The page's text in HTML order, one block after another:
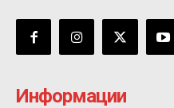
Информации